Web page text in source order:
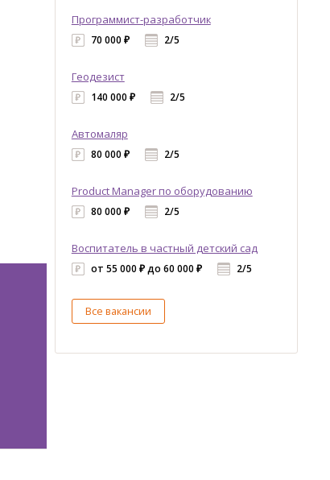
Программист-разработчик
70 000 ₽ 2/5
Геодезист
140 000 ₽ 2/5
Автомаляр
80 000 ₽ 2/5
Product Manager по оборудованию
80 000 ₽ 2/5
Воспитатель в частный детский сад
от 55 000 ₽ до 60 000 ₽ 2/5
Все вакансии